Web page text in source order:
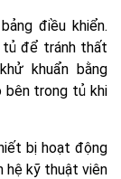
điều khiển.
tủ để tránh thất
khuẩn bằng
bên trong tủ khi
bị hoạt động
hệ kỹ thuật viên